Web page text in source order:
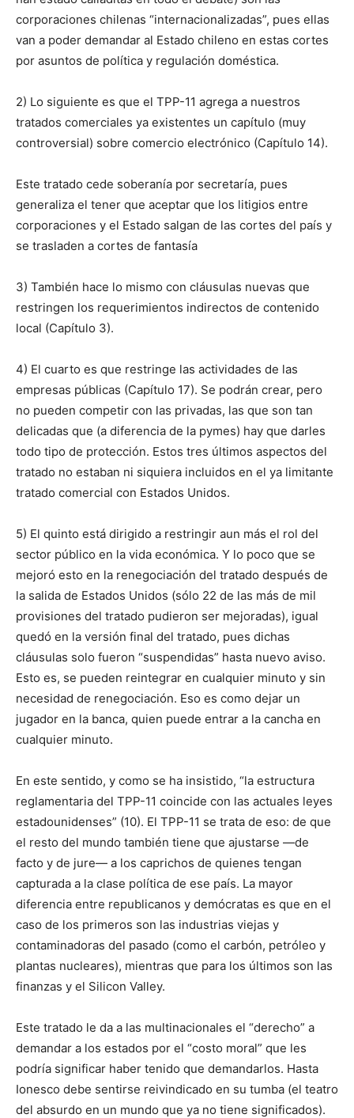
corporaciones chilenas “internacionalizadas”, pues ellas
van a poder demandar al Estado chileno en estas cortes
por asuntos de política y regulación doméstica.
2) Lo siguiente es que el TPP-11 agrega a nuestros
tratados comerciales ya existentes un capítulo (muy
controversial) sobre comercio electrónico (Capítulo 14).
Este tratado cede soberanía por secretaría, pues
generaliza el tener que aceptar que los litigios entre
corporaciones y el Estado salgan de las cortes del país y
se trasladen a cortes de fantasía
3) También hace lo mismo con cláusulas nuevas que
restringen los requerimientos indirectos de contenido
local (Capítulo 3).
4) El cuarto es que restringe las actividades de las
empresas públicas (Capítulo 17). Se podrán crear, pero
no pueden competir con las privadas, las que son tan
delicadas que (a diferencia de la pymes) hay que darles
todo tipo de protección. Estos tres últimos aspectos del
tratado no estaban ni siquiera incluidos en el ya limitante
tratado comercial con Estados Unidos.
5) El quinto está dirigido a restringir aun más el rol del
sector público en la vida económica. Y lo poco que se
mejoró esto en la renegociación del tratado después de
la salida de Estados Unidos (sólo 22 de las más de mil
provisiones del tratado pudieron ser mejoradas), igual
quedó en la versión final del tratado, pues dichas
cláusulas solo fueron “suspendidas” hasta nuevo aviso.
Esto es, se pueden reintegrar en cualquier minuto y sin
necesidad de renegociación. Eso es como dejar un
jugador en la banca, quien puede entrar a la cancha en
cualquier minuto.
En este sentido, y como se ha insistido, “la estructura
reglamentaria del TPP-11 coincide con las actuales leyes
estadounidenses” (10). El TPP-11 se trata de eso: de que
el resto del mundo también tiene que ajustarse ―de
facto y de jure― a los caprichos de quienes tengan
capturada a la clase política de ese país. La mayor
diferencia entre republicanos y demócratas es que en el
caso de los primeros son las industrias viejas y
contaminadoras del pasado (como el carbón, petróleo y
plantas nucleares), mientras que para los últimos son las
finanzas y el Silicon Valley.
Este tratado le da a las multinacionales el “derecho” a
demandar a los estados por el “costo moral” que les
podría significar haber tenido que demandarlos. Hasta
Ionesco debe sentirse reivindicado en su tumba (el teatro
del absurdo en un mundo que ya no tiene significados).